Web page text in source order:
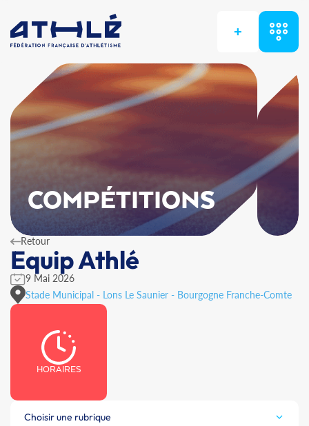
+
COMPÉTITIONS
Retour
Equip Athlé
9 Mai 2026
Stade Municipal - Lons Le Saunier - Bourgogne Franche-Comte
HORAIRES
Choisir une rubrique